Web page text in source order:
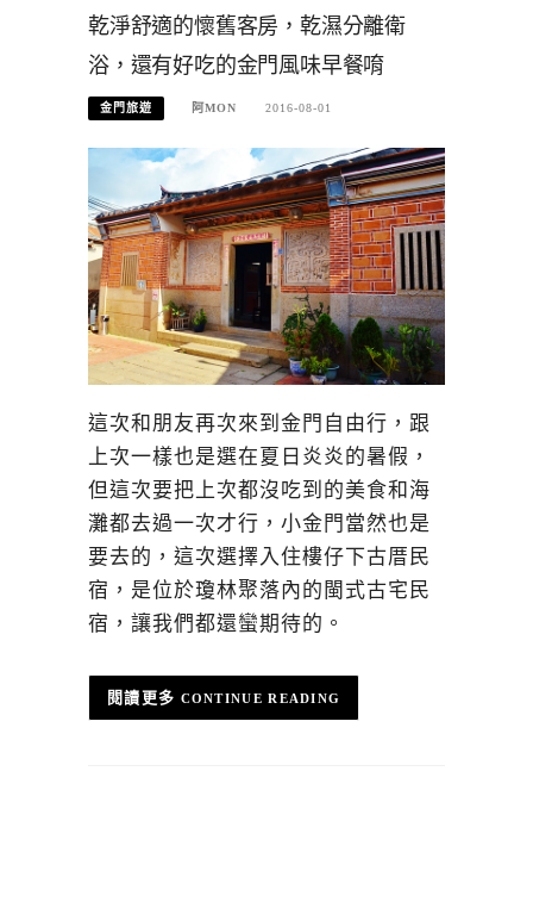
乾淨舒適的懷舊客房，乾濕分離衛
浴，還有好吃的金門風味早餐唷
金門旅遊 阿MON 2016-08-01
這次和朋友再次來到金門自由行，跟
上次一樣也是選在夏日炎炎的暑假，
但這次要把上次都沒吃到的美食和海
灘都去過一次才行，小金門當然也是
要去的，這次選擇入住樓仔下古厝民
宿，是位於瓊林聚落內的閩式古宅民
宿，讓我們都還蠻期待的。
CONTINUE READING